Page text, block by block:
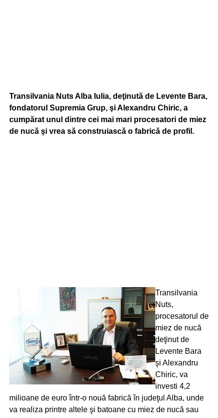
Transilvania Nuts Alba Iulia, deţinută de Levente Bara,
fondatorul Supremia Grup, şi Alexandru Chiric, a
cumpărat unul dintre cei mai mari procesatori de miez
de nucă şi vrea să construiască o fabrică de profil.
Transilvania
Nuts,
procesatorul de
miez de nucă
deţinut de
Levente Bara
şi Alexandru
Chiric, va
investi 4,2
milioane de euro într-o nouă fabrică în judeţul Alba, unde
va realiza printre altele şi batoane cu miez de nucă sau